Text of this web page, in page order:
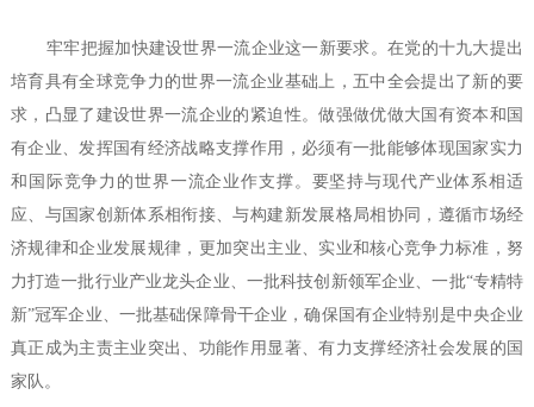
牢牢把握加快建设世界一流企业这一新要求。在党的十九大提出
培育具有全球竞争力的世界一流企业基础上，五中全会提出了新的要
求，凸显了建设世界一流企业的紧迫性。做强做优做大国有资本和国
有企业、发挥国有经济战略支撑作用，必须有一批能够体现国家实力
和国际竞争力的世界一流企业作支撑。要坚持与现代产业体系相适
应、与国家创新体系相衔接、与构建新发展格局相协同，遵循市场经
济规律和企业发展规律，更加突出主业、实业和核心竞争力标准，努
力打造一批行业产业龙头企业、一批科技创新领军企业、一批“专精特
新”冠军企业、一批基础保障骨干企业，确保国有企业特别是中央企业
真正成为主责主业突出、功能作用显著、有力支撑经济社会发展的国
家队。